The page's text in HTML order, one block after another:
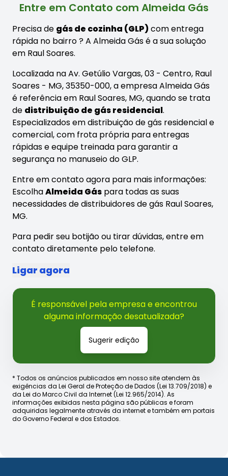
Entre em Contato com Almeida Gás
Precisa de gás de cozinha (GLP)com entrega
rápida no bairro? A Almeida Gás é a sua solução
em Raul Soares.
Localizada na Av. Getúlio Vargas, 03 - Centro, Raul
Soares - MG, 35350-000, a empresa Almeida Gás
é referência em Raul Soares, MG, quando se trata
de distribuição de gás residencial.
Especializados em distribuição de gás residencial e
comercial, com frota própria para entregas
rápidas e equipe treinada para garantir a
segurança no manuseio do GLP.
Entre em contato agora para mais informações:
EscolhaAlmeida Gás para todas as suas
necessidades de distribuidores de gás Raul Soares,
MG.
Para pedir seu botijão ou tirar dúvidas, entre em
contato diretamente pelo telefone.
Ligar agora
É responsável pela empresa e encontrou
alguma informação desatualizada?
Sugerir edição
* Todos os anúncios publicados em nosso site atendem às
exigências da Lei Geral de Proteção de Dados (Lei 13.709/2018) e
da Lei do Marco Civil da Internet (Lei 12.965/2014). As
informações exibidas nesta página são públicas e foram
adquiridas legalmente através da internet e também em portais
do Governo Federal e dos Estados.